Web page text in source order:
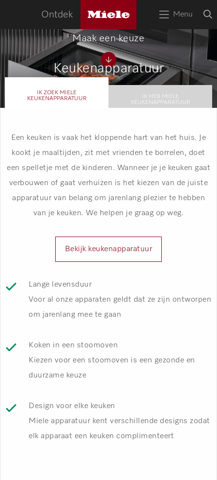
Menu
Open
het
menu
Ontdek
logo
APPARATEN
RECEPTEN SERVICE
Zoek
Zoek Keukenapparatuur
Maak een keuze
IK ZOEK MIELE
KEUKENAPPARATUUR
IK HEB MIELE
KEUKENAPPARATUUR
Een keuken is vaak het kloppende hart van het huis. Je
kookt je maaltijden, zit met vrienden te borrelen, doet
een spelletje met de kinderen. Wanneer je je keuken gaat
verbouwen of gaat verhuizen is het kiezen van de juiste
apparatuur van belang om jarenlang plezier te hebben
van je keuken. We helpen je graag op weg.
Bekijk keukenapparatuur
Lange levensduur
Voor al onze apparaten geldt dat ze zijn ontworpen
om jarenlang mee te gaan
Koken in een stoomoven
Kiezen voor een stoomoven is een gezonde en
duurzame keuze
Design voor elke keuken
Miele apparatuur kent verschillende designs zodat
elk apparaat een keuken complimenteert